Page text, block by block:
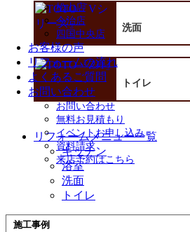
松山店
今治店
四国中央店
お客様の声
リフォームの流れ
よくあるご質問
お問い合わせ
お問い合わせ
無料お見積もり
イベントお申し込み
資料請求
来店予約はこちら
洗面
トイレ
リフォームメニュー一覧
キッチン
浴室
洗面
トイレ
施工事例